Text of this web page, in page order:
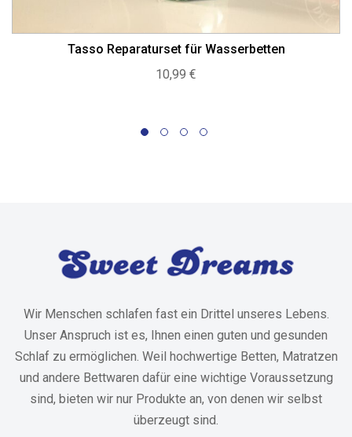
Tasso Reparaturset für Wasserbetten
10,99 €
Wir Menschen schlafen fast ein Drittel unseres Lebens.
Unser Anspruch ist es, Ihnen einen guten und gesunden
Schlaf zu ermöglichen. Weil hochwertige Betten, Matratzen
und andere Bettwaren dafür eine wichtige Voraussetzung
sind, bieten wir nur Produkte an, von denen wir selbst
überzeugt sind.